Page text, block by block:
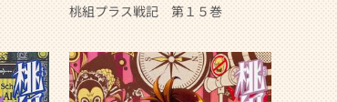
桃組プラス戦記 第１５巻